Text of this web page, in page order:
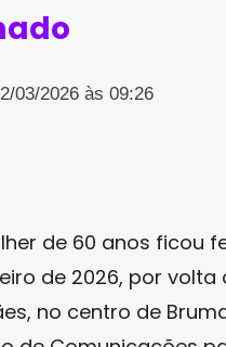
03/2026 às 09:26
de 60 anos ficou
de 2026, por volta
no centro de